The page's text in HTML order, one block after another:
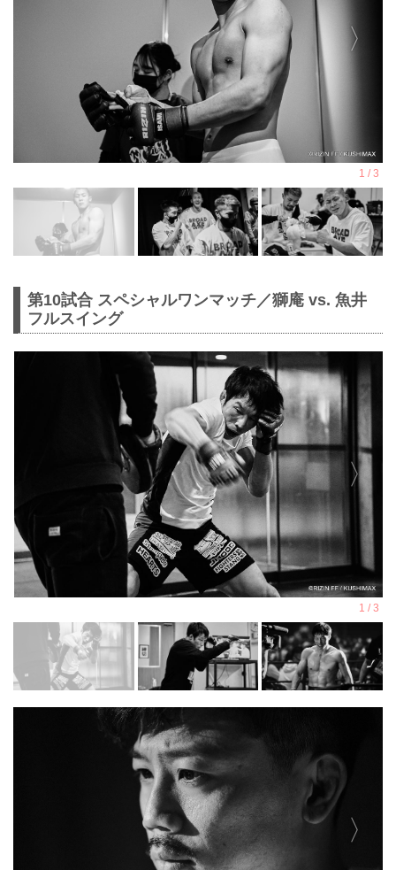
第10試合 スペシャルワンマッチ／獅庵 vs. 魚井
フルスイング